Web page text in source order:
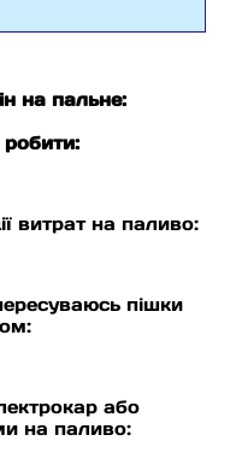
на пальне:
витрат на паливо:
пішки
або
на паливо: